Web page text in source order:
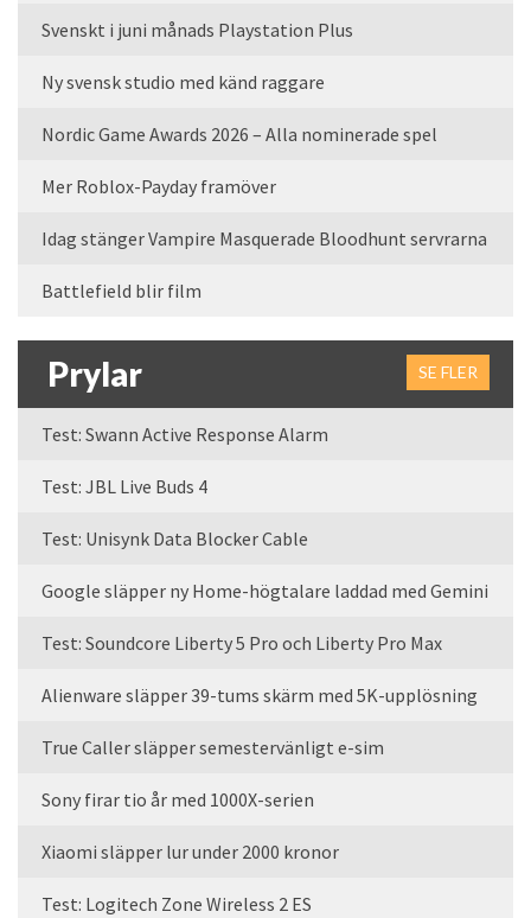
Svenskt i juni månads Playstation Plus
Ny svensk studio med känd raggare
Nordic Game Awards 2026 – Alla nominerade spel
Mer Roblox-Payday framöver
Idag stänger Vampire Masquerade Bloodhunt servrarna
Battlefield blir film
Prylar SE FLER
Test: Swann Active Response Alarm
Test: JBL Live Buds 4
Test: Unisynk Data Blocker Cable
Google släpper ny Home-högtalare laddad med Gemini
Test: Soundcore Liberty 5 Pro och Liberty Pro Max
Alienware släpper 39-tums skärm med 5K-upplösning
True Caller släpper semestervänligt e-sim
Sony firar tio år med 1000X-serien
Xiaomi släpper lur under 2000 kronor
Test: Logitech Zone Wireless 2 ES